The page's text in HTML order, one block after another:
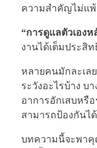
ความสำคัญไม่แ
“การดูแลตัวเอง
งานได้เต็มประสิ
หลายคนมักละเล
ระวังอะไรบ้าง บ
อาการอักเสบหรื
สามารถป้องกันไ
บทความนี้จะพาคุ